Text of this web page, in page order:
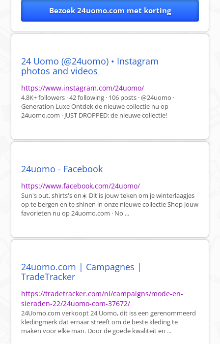
Bezoek 24uomo.com met korting
24 Uomo (@24uomo) • Instagram
photos and videos
https://www.instagram.com/24uomo/
4.8K+ followers · 42 following · 106 posts · @24uomo ·
Generation Luxe Ontdek de nieuwe collectie nu op
24uomo.com · JUST DROPPED: de nieuwe collectie!
24uomo - Facebook
https://www.facebook.com/24uomo/
Sun's out, shirts's on☀️ Dit is jouw teken om je winterlaagjes
op te bergen en te shinen in onze nieuwe collectie Shop jouw
favorieten nu op 24uomo.com · No ...
24uomo.com | Campagnes |
TradeTracker
https://tradetracker.com/nl/campaigns/mode-en-
sieraden-22/24uomo-com-37672/
24Uomo.com verkoopt 24 Uomo, dit iss een gerenommeerd
kledingmerk dat ernaar streeft om de beste kleding te
maken voor elke man. Door de goede kwaliteit en ...